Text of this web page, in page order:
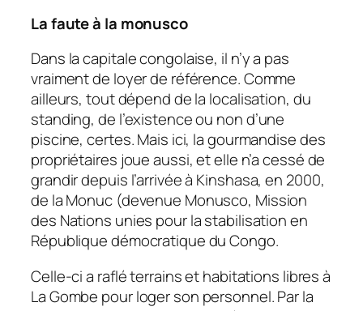
La faute à la monusco
Dans la capitale congolaise, il n’y a pas
vraiment de loyer de référence. Comme
ailleurs, tout dépend de la localisation, du
standing, de l’existence ou non d’une
piscine, certes. Mais ici, la gourmandise des
propriétaires joue aussi, et elle n’a cessé de
grandir depuis l’arrivée à Kinshasa, en 2000,
de la Monuc (devenue Monusco, Mission
des Nations unies pour la stabilisation en
République démocratique du Congo.
Celle-ci a raflé terrains et habitations libres à
La Gombe pour loger son personnel. Par la